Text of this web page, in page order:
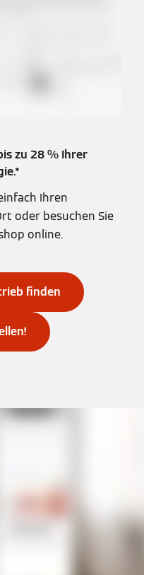
zu 28 % Ihrer
Ihren
oder besuchen Sie
online.
finden